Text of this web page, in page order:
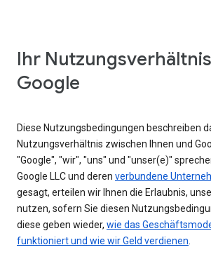
Ihr
Google
Diese Nutzungsbedingungen beschreiben
Nutzungsverhältnis zwischen Ihnen und
"Google", "wir", "uns" und "unser(e)"
Google LLC und deren verbundene
gesagt, erteilen wir Ihnen die Erlaubnis,
nutzen, sofern Sie diesen
diese geben wieder, wie das
funktioniert und wie wir Geld verdienen